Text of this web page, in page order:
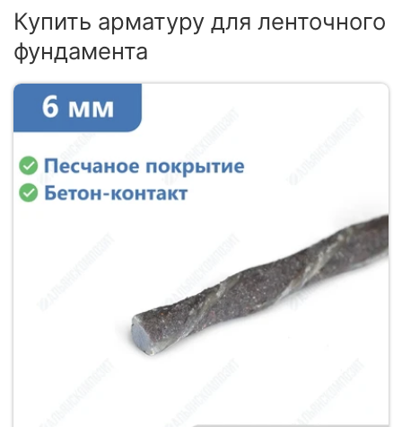
Купить арматуру для ленточного
фундамента